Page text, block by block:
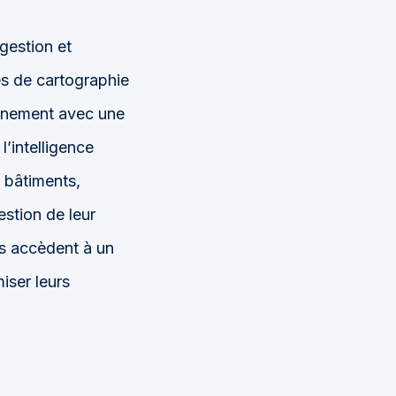
et
de cartographie
avec une
de leur
accèdent à un
leurs